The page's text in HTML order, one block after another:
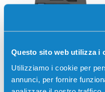
Questo sito web utilizza i
Utilizziamo i cookie per
annunci, per fornire
LexmarkMS822